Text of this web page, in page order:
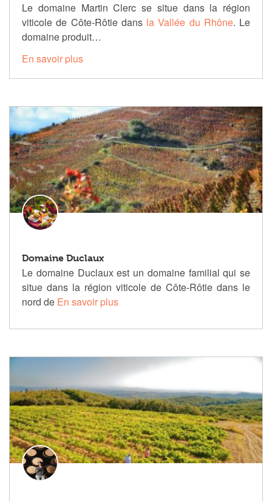
Le domaine Martin Clerc se situe dans la région
viticole de Côte-Rôtie dansla Vallée du Rhône. Le
domaine produit…
En savoir plus
Domaine Duclaux
Le domaine Duclaux est un domaine familial qui se
situe dans la région viticole de Côte-Rôtie dans le
nord de En savoir plus